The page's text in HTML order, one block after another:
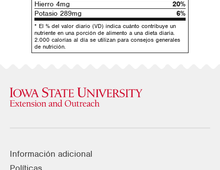
Hierro 4mg
20%
Potasio 289mg
6%
* El % del valor diario (VD) indica cuánto contribuye un
nutriente en una porción de alimento a una dieta diaria.
2.000 calorías al día se utilizan para consejos generales
de nutrición.
Información adicional